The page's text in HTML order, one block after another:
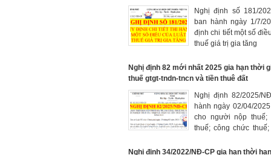
Nghị định số 181/
ban hành ngày 1/7/
định chi tiết một số
thuế giá trị gia tăng
Nghị định 82 mới nhất 2025 gia hạn thời
thuế gtgt-tndn-tncn và tiền thuê đất
Nghị định 82/2025/
hành ngày 02/04/
cho người nộp thuế;
thuế; công chức
khác có liên quan
Nghị định 34/2022/NĐ-CP gia hạn thời